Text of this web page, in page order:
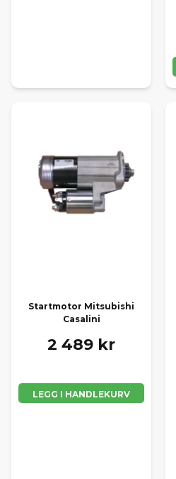
Startmotor Mitsubishi
Casalini
2 489 kr
LEGG I HANDLEKURV